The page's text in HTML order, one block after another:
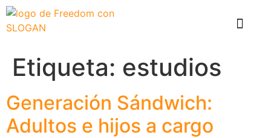
Etiqueta: estudios
Generación Sándwich:
Adultos e hijos a cargo